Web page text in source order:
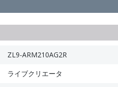
ZL9-ARM210AG2R
ライブクリエータ